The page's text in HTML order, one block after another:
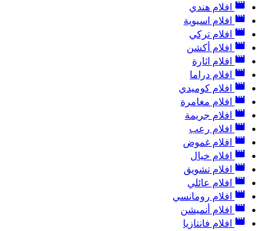
افلام هندي
افلام اسيوية
افلام تركي
افلام أكشن
افلام اثارة
افلام دراما
افلام كوميدي
افلام مغامرة
افلام جريمة
افلام رعب
افلام غموض
افلام خيال
افلام تشويق
افلام عائلي
افلام رومانسي
افلام أنميشن
افلام فانتازيا